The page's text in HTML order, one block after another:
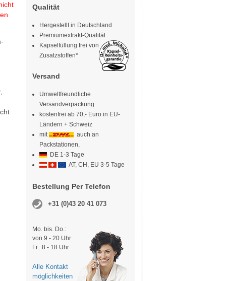
Qualität
Hergestellt in Deutschland
Premiumextrakt-Qualität
Kapselfüllung frei von
Zusatzstoffen*
Versand
Umweltfreundliche
Versandverpackung
kostenfrei ab 70,- Euro in EU-
Ländern + Schweiz
mit
auch an
Packstationen,
DE 1-3 Tage
AT, CH, EU 3-5 Tage
Bestellung Per Telefon
+31 (0)43 20 41 073
Mo. bis. Do.:
von 9 - 20 Uhr
Fr.: 8 - 18 Uhr
Alle Kontakt
möglichkeiten